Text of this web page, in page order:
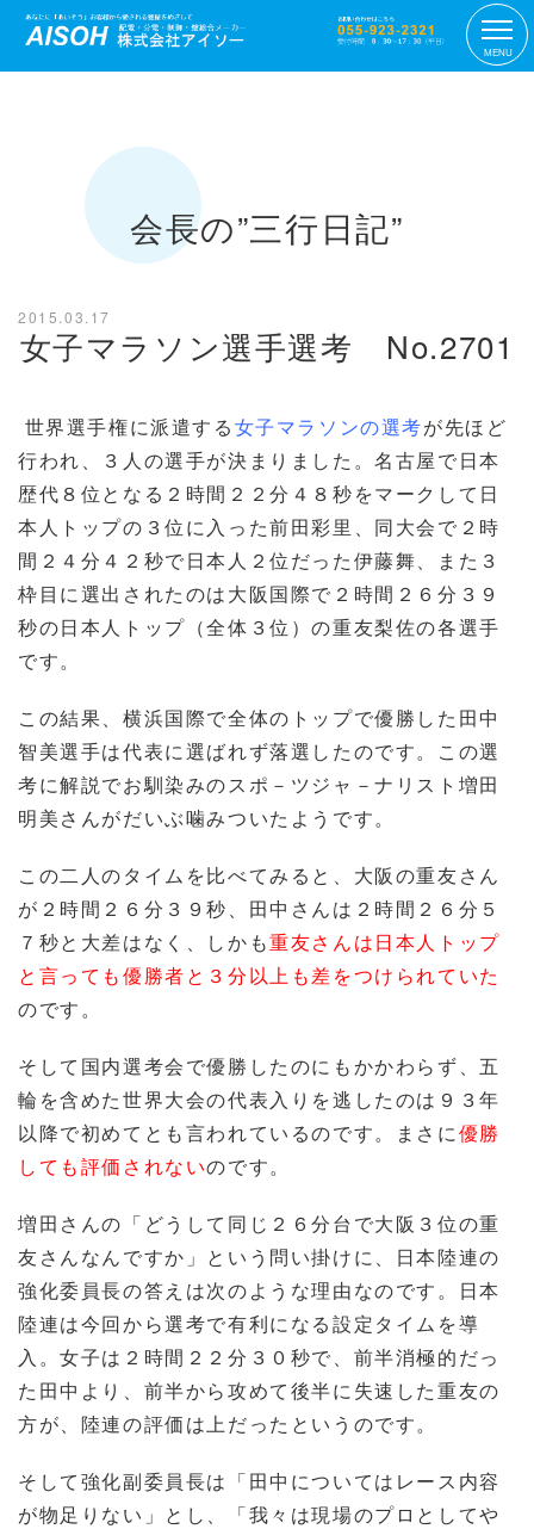
MENU
会長の”三行日記”
2015.03.17
女子マラソン選手選考 No.2701
世界選手権に派遣する女子マラソンの選考が先ほど
行われ、３人の選手が決まりました。名古屋で日本
歴代８位となる２時間２２分４８秒をマークして日
本人トップの３位に入った前田彩里、同大会で２時
間２４分４２秒で日本人２位だった伊藤舞、また３
枠目に選出されたのは大阪国際で２時間２６分３９
秒の日本人トップ（全体３位）の重友梨佐の各選手
です。
この結果、横浜国際で全体のトップで優勝した田中
智美選手は代表に選ばれず落選したのです。この選
考に解説でお馴染みのスポ－ツジャ－ナリスト増田
明美さんがだいぶ噛みついたようです。
この二人のタイムを比べてみると、大阪の重友さん
が２時間２６分３９秒、田中さんは２時間２６分５
７秒と大差はなく、しかも重友さんは日本人トップ
と言っても優勝者と３分以上も差をつけられていた
のです。
そして国内選考会で優勝したのにもかかわらず、五
輪を含めた世界大会の代表入りを逃したのは９３年
以降で初めてとも言われているのです。まさに優勝
しても評価されないのです。
増田さんの「どうして同じ２６分台で大阪３位の重
友さんなんですか」という問い掛けに、日本陸連の
強化委員長の答えは次のような理由なのです。日本
陸連は今回から選考で有利になる設定タイムを導
入。女子は２時間２２分３０秒で、前半消極的だっ
た田中より、前半から攻めて後半に失速した重友の
方が、陸連の評価は上だったというのです。
そして強化副委員長は「田中についてはレース内容
が物足りない」とし、「我々は現場のプロとしてや